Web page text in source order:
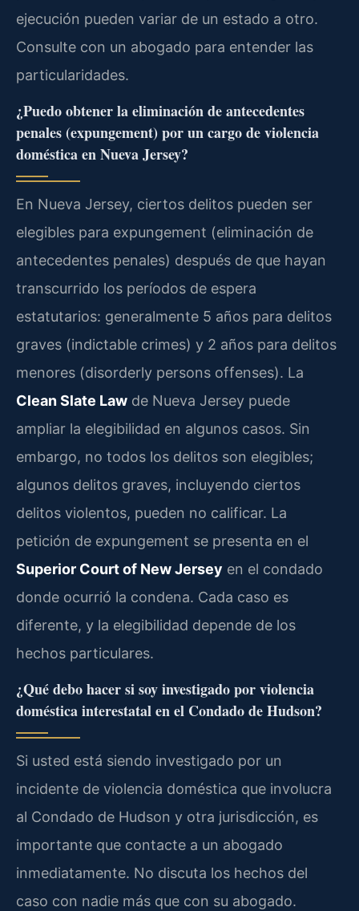
ejecución pueden variar de un estado a otro.
Consulte con un abogado para entender las
particularidades.
¿Puedo obtener la eliminación de antecedentes
penales (expungement) por un cargo de violencia
doméstica en Nueva Jersey?
En Nueva Jersey, ciertos delitos pueden ser
elegibles para expungement (eliminación de
antecedentes penales) después de que hayan
transcurrido los períodos de espera
estatutarios: generalmente 5 años para delitos
graves (indictable crimes) y 2 años para delitos
menores (disorderly persons offenses). La
Clean Slate Law de Nueva Jersey puede
ampliar la elegibilidad en algunos casos. Sin
embargo, no todos los delitos son elegibles;
algunos delitos graves, incluyendo ciertos
delitos violentos, pueden no calificar. La
petición de expungement se presenta en el
Superior Court of New Jersey en el condado
donde ocurrió la condena. Cada caso es
diferente, y la elegibilidad depende de los
hechos particulares.
¿Qué debo hacer si soy investigado por violencia
doméstica interestatal en el Condado de Hudson?
Si usted está siendo investigado por un
incidente de violencia doméstica que involucra
al Condado de Hudson y otra jurisdicción, es
importante que contacte a un abogado
inmediatamente. No discuta los hechos del
caso con nadie más que con su abogado.